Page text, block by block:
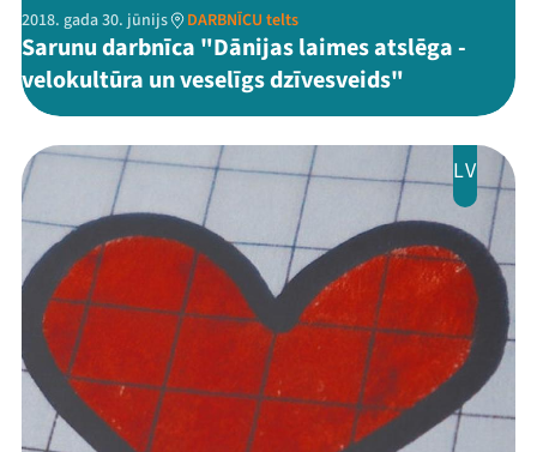
2018. gada 30. jūnijs DARBNĪCU telts
Sarunu darbnīca "Dānijas laimes atslēga -
velokultūra un veselīgs dzīvesveids"
LV